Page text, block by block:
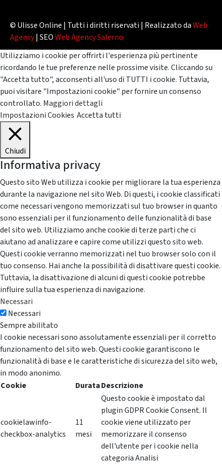
© Ulisse Online | Tutti i diritti riservati | Realizzato daWeb
Agency| SEOWeb Agency Salerno
Utilizziamo i cookie per offrirti l'esperienza più pertinente
ricordando le tue preferenze nelle prossime visite. Cliccando su
"Accetta tutto", acconsenti all'uso di TUTTI i cookie. Tuttavia,
puoi visitare "Impostazioni cookie" per fornire un consenso
controllato. Maggiori dettagli
Impostazioni Cookies Accetta tutti
Chiudi
Informativa privacy
Questo sito Web utilizza i cookie per migliorare la tua esperienza
durante la navigazione nel sito Web. Di questi, i cookie classificati
come necessari vengono memorizzati sul tuo browser in quanto
sono essenziali per il funzionamento delle funzionalità di base
del sito web. Utilizziamo anche cookie di terze parti che ci
aiutano ad analizzare e capire come utilizzi questo sito web.
Questi cookie verranno memorizzati nel tuo browser solo con il
tuo consenso. Hai anche la possibilità di disattivare questi cookie.
Tuttavia, la disattivazione di alcuni di questi cookie potrebbe
influire sulla tua esperienza di navigazione.
Necessari
Necessari
Sempre abilitato
I cookie necessari sono assolutamente essenziali per il corretto
funzionamento del sito web. Questi cookie garantiscono le
funzionalità di base e le caratteristiche di sicurezza del sito web,
in modo anonimo.
Cookie
DurataDescrizione
cookielawinfo-
checkbox-analytics
11
mesi
Questo cookie è impostato dal
plugin GDPR Cookie Consent. Il
cookie viene utilizzato per
memorizzare il consenso
dell'utente per i cookie nella
categoria Analisi